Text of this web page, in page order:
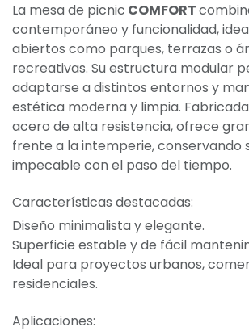
La mesa de picnic COMFORT
contemporáneo y funcionalidad,
abiertos como parques, terrazas o
recreativas. Su estructura modular
adaptarse a distintos entornos y
estética moderna y limpia.
acero de alta resistencia, ofrece
frente a la intemperie, conservando
impecable con el paso del tiempo.
Características destacadas:
Diseño minimalista y elegante.
Superficie estable y de fácil
Ideal para proyectos urbanos,
residenciales.
Aplicaciones: